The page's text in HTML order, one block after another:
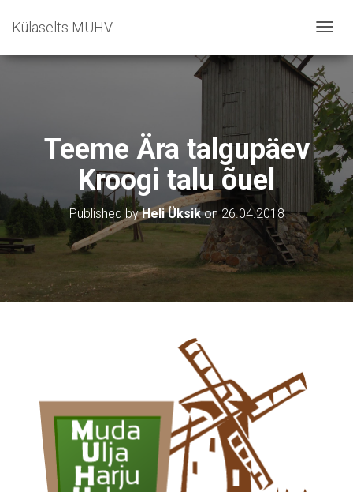
Külaselts MUHV
O
G
G
L
N
V
I
G
A
T
I
O
Teeme Ära talgupäev
Kroogi talu õuel
Published byHeli Üksikon26.04.2018